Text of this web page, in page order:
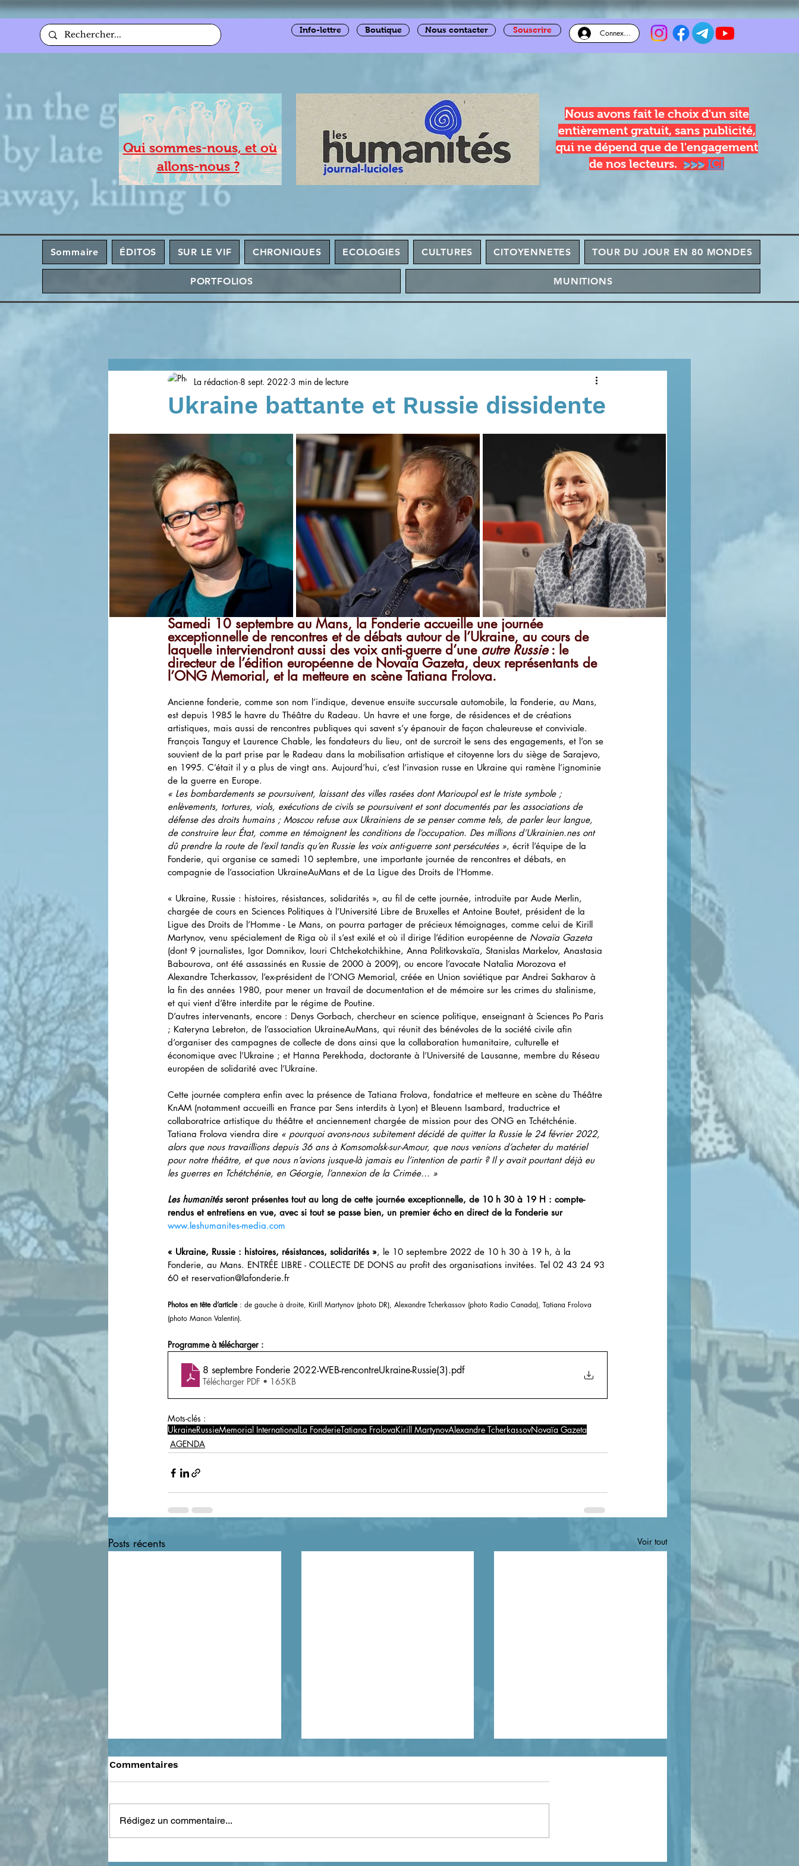
Info-lettre Boutique Nous contacter Souscrire Connexion
Qui sommes-nous, et où
allons-nous ?
Nous avons fait le choix d'un site
entièrement gratuit, sans publicité,
qui ne dépend que de l'engagement
de nos lecteurs. >>> ICI
Sommaire ÉDITOS SUR LE VIF CHRONIQUES ECOLOGIES CULTURES CITOYENNETES TOUR DU JOUR EN 80 MONDES
PORTFOLIOS MUNITIONS
Ukraine battante et Russie dissidente
La rédaction 8 sept. 2022 3 min de lecture
Samedi 10 septembre au Mans, la Fonderie accueille une journée
exceptionnelle de rencontres et de débats autour de l’Ukraine, au cours de
laquelle interviendront aussi des voix anti-guerre d’une autre Russie : le
directeur de l’édition européenne de Novaïa Gazeta, deux représentants de
l’ONG Memorial, et la metteure en scène Tatiana Frolova.
Ancienne fonderie, comme son nom l’indique, devenue ensuite succursale automobile, la Fonderie, au Mans,
est depuis 1985 le havre du Théâtre du Radeau. Un havre et une forge, de résidences et de créations
artistiques, mais aussi de rencontres publiques qui savent s’y épanouir de façon chaleureuse et conviviale.
François Tanguy et Laurence Chable, les fondateurs du lieu, ont de surcroit le sens des engagements, et l’on se
souvient de la part prise par le Radeau dans la mobilisation artistique et citoyenne lors du siège de Sarajevo,
en 1995. C’était il y a plus de vingt ans. Aujourd’hui, c’est l’invasion russe en Ukraine qui ramène l’ignominie
de la guerre en Europe.
« Les bombardements se poursuivent, laissant des villes rasées dont Marioupol est le triste symbole ;
enlèvements, tortures, viols, exécutions de civils se poursuivent et sont documentés par les associations de
défense des droits humains ; Moscou refuse aux Ukrainiens de se penser comme tels, de parler leur langue,
de construire leur État, comme en témoignent les conditions de l’occupation. Des millions d’Ukrainien.nes ont
dû prendre la route de l’exil tandis qu’en Russie les voix anti-guerre sont persécutées », écrit l’équipe de la
Fonderie, qui organise ce samedi 10 septembre, une importante journée de rencontres et débats, en
compagnie de l’association UkraineAuMans et de La Ligue des Droits de l’Homme.
« Ukraine, Russie : histoires, résistances, solidarités », au fil de cette journée, introduite par Aude Merlin,
chargée de cours en Sciences Politiques à l’Université Libre de Bruxelles et Antoine Boutet, président de la
Ligue des Droits de l’Homme - Le Mans, on pourra partager de précieux témoignages, comme celui de Kirill
Martynov, venu spécialement de Riga où il s’est exilé et où il dirige l’édition européenne de Novaïa Gazeta
(dont 9 journalistes, Igor Domnikov, Iouri Chtchekotchikhine, Anna Politkovskaïa, Stanislas Markelov, Anastasia
Babourova, ont été assassinés en Russie de 2000 à 2009), ou encore l’avocate Natalia Morozova et
Alexandre Tcherkassov, l’ex-président de l’ONG Memorial, créée en Union soviétique par Andrei Sakharov à
la fin des années 1980, pour mener un travail de documentation et de mémoire sur les crimes du stalinisme,
et qui vient d’être interdite par le régime de Poutine.
D’autres intervenants, encore : Denys Gorbach, chercheur en science politique, enseignant à Sciences Po Paris
; Kateryna Lebreton, de l’association UkraineAuMans, qui réunit des bénévoles de la société civile afin
d’organiser des campagnes de collecte de dons ainsi que la collaboration humanitaire, culturelle et
économique avec l’Ukraine ; et Hanna Perekhoda, doctorante à l’Université de Lausanne, membre du Réseau
européen de solidarité avec l’Ukraine.
Cette journée comptera enfin avec la présence de Tatiana Frolova, fondatrice et metteure en scène du Théâtre
KnAM (notamment accueilli en France par Sens interdits à Lyon) et Bleuenn Isambard, traductrice et
collaboratrice artistique du théâtre et anciennement chargée de mission pour des ONG en Tchétchénie.
Tatiana Frolova viendra dire « pourquoi avons-nous subitement décidé de quitter la Russie le 24 février 2022,
alors que nous travaillions depuis 36 ans à Komsomolsk-sur-Amour, que nous venions d’acheter du matériel
pour notre théâtre, et que nous n’avions jusque-là jamais eu l’intention de partir ? Il y avait pourtant déjà eu
les guerres en Tchétchénie, en Géorgie, l’annexion de la Crimée… »
Les humanités seront présentes tout au long de cette journée exceptionnelle, de 10 h 30 à 19 H : compte-
rendus et entretiens en vue, avec si tout se passe bien, un premier écho en direct de la Fonderie sur
www.leshumanites-media.com
« Ukraine, Russie : histoires, résistances, solidarités », le 10 septembre 2022 de 10 h 30 à 19 h, à la
Fonderie, au Mans. ENTRÉE LIBRE - COLLECTE DE DONS au profit des organisations invitées. Tel 02 43 24 93
60 et reservation@lafonderie.fr
Photos en tête d’article : de gauche à droite, Kirill Martynov (photo DR), Alexandre Tcherkassov (photo Radio Canada), Tatiana Frolova
(photo Manon Valentin).
Programme à télécharger :
8 septembre Fonderie 2022-WEB-rencontreUkraine-Russie(3).pdf
Télécharger PDF • 165KB
Mots-clés :
UkraineRussieMemorial InternationalLa FonderieTatiana FrolovaKirill MartynovAlexandre TcherkassovNovaïa Gazeta
AGENDA
Posts récents Voir tout
Commentaires
Rédigez un commentaire...